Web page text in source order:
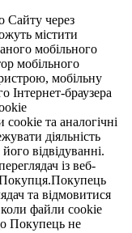
Сайту через
містити
мобільного
мобільного
мобільну
Інтернет-браузера
та аналогічні
діяльність
відвідуванні.
із веб-
Покупця.Покупець
та відмовитися
коли файли cookie
Покупець не